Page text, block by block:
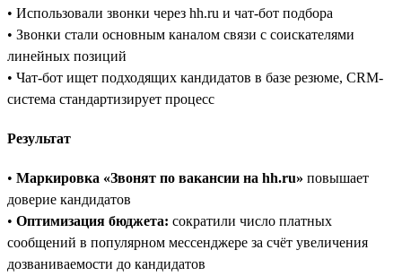
• Использовали звонки через hh.ru и чат-бот подбора
• Звонки стали основным каналом связи с соискателями
линейных позиций
• Чат-бот ищет подходящих кандидатов в базе резюме, CRM-
система стандартизирует процесс
Результат
• Маркировка «Звонят по вакансии на hh.ru» повышает
доверие кандидатов
• Оптимизация бюджета: сократили число платных
сообщений в популярном мессенджере за счёт увеличения
дозваниваемости до кандидатов